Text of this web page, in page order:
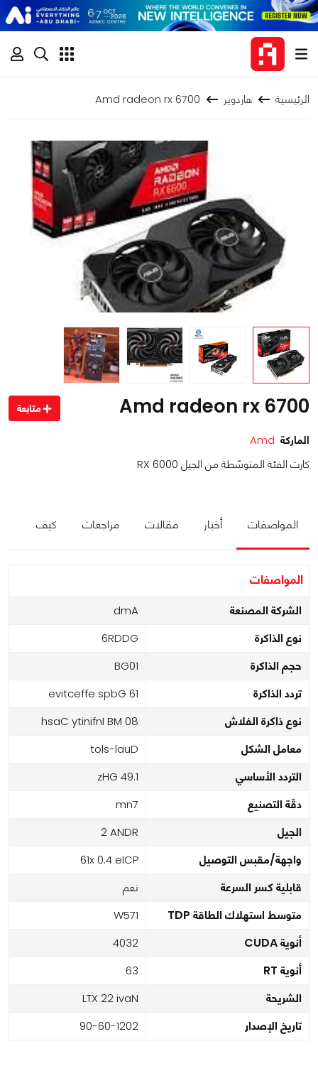
الرئيسية هاردوير Amd radeon rx 6700
Amd radeon rx 6700 متابعة
الماركة Amd
كارت الفئة المتوسّطة من الجيل RX 6000
المواصفات أخبار مقالات مراجعات كيف
المواصفات
الشركة المصنعة Amd
نوع الذاكرة GDDR6
حجم الذاكرة 10GB
تردد الذاكرة 16 Gbps effective
نوع ذاكرة الفلاش 80 MB Infinity Cash
معامل الشكل Dual-slot
التردد الأساسي 1.94 GHz
دقّة التصنيع 7nm
الجيل RDNA 2
واجهة/مقبس التوصيل PCIe 4.0 x16
قابلية كسر السرعة نعم
متوسط استهلاك الطاقة TDP 175W
أنوية CUDA 2304
أنوية RT 36
الشريحة Navi 22 XTL
تاريخ الإصدار 2021-06-09